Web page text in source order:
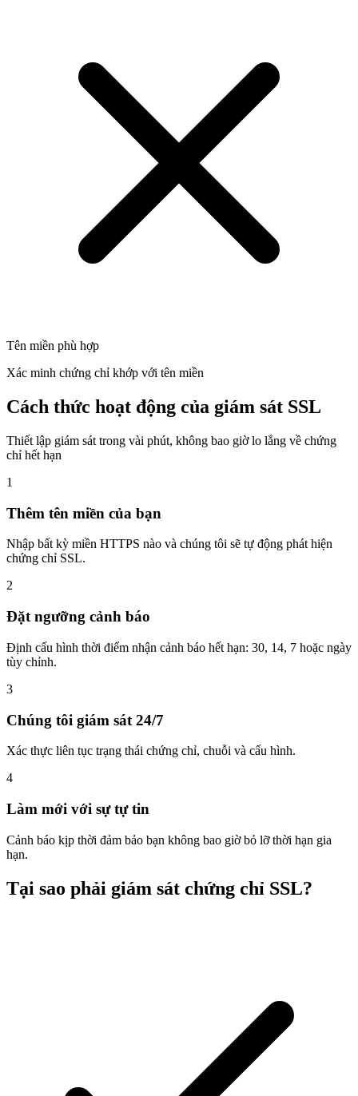
Tên miền phù hợp
Xác minh chứng chỉ khớp với tên miền
Cách thức hoạt động của giám sát SSL
Thiết lập giám sát trong vài phút, không bao giờ lo lắng về chứng
chỉ hết hạn
1
Thêm tên miền của bạn
Nhập bất kỳ miền HTTPS nào và chúng tôi sẽ tự động phát hiện
chứng chỉ SSL.
2
Đặt ngưỡng cảnh báo
Định cấu hình thời điểm nhận cảnh báo hết hạn: 30, 14, 7 hoặc ngày
tùy chỉnh.
3
Chúng tôi giám sát 24/7
Xác thực liên tục trạng thái chứng chỉ, chuỗi và cấu hình.
4
Làm mới với sự tự tin
Cảnh báo kịp thời đảm bảo bạn không bao giờ bỏ lỡ thời hạn gia
hạn.
Tại sao phải giám sát chứng chỉ SSL?